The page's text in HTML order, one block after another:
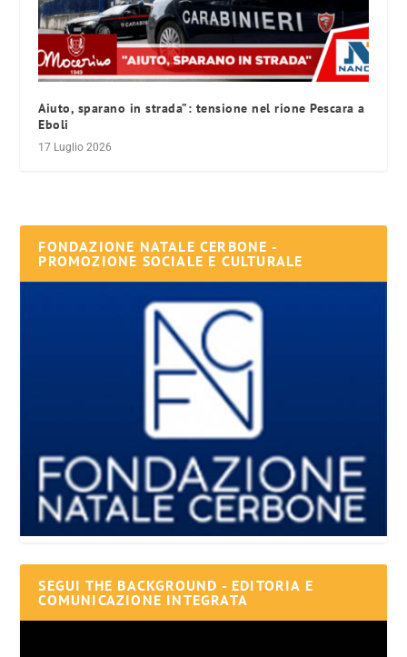
Aiuto, sparano in strada”: tensione nel rione Pescara a
Eboli
17 Luglio 2026
FONDAZIONE NATALE CERBONE -
PROMOZIONE SOCIALE E CULTURALE
SEGUI THE BACKGROUND - EDITORIA E
COMUNICAZIONE INTEGRATA